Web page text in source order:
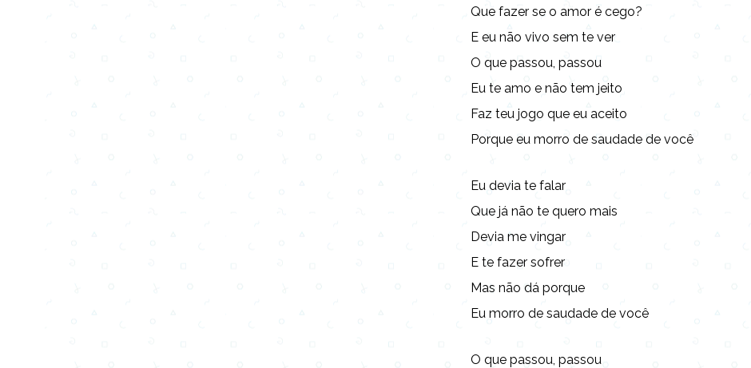
Que fazer se o amor é cego?
E eu não vivo sem te ver
O que passou, passou
Eu te amo e não tem jeito
Faz teu jogo que eu aceito
Porque eu morro de saudade de você
Eu devia te falar
Que já não te quero mais
Devia me vingar
E te fazer sofrer
Mas não dá porque
Eu morro de saudade de você
O que passou, passou